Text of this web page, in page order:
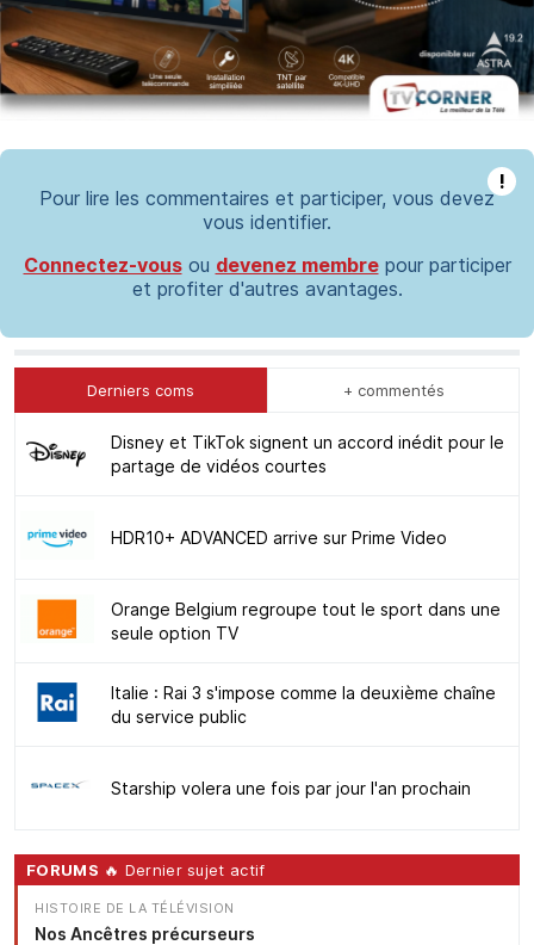
!
Pour lire les commentaires et participer, vous devez
vous identifier.
Connectez-vousou devenez membrepour participer
et profiter d'autres avantages.
Derniers coms + commentés
Disney et TikTok signent un accord inédit pour le
partage de vidéos courtes
HDR10+ ADVANCED arrive sur Prime Video
Orange Belgium regroupe tout le sport dans une
seule option TV
Italie : Rai 3 s'impose comme la deuxième chaîne
du service public
Starship volera une fois par jour l'an prochain
FORUMS 🔥 Dernier sujet actif
HISTOIRE DE LA TÉLÉVISION
Nos Ancêtres précurseurs